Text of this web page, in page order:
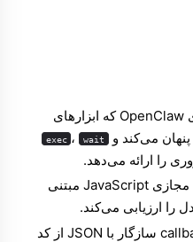
: حالت محیط اجرای OpenClaw که ابزارهای
پنهان می‌کند و
exec ، wait
را ارائه می‌دهد.
: ماشین مجازی JavaScript مبتنی
: سطح محدود callback سازگار با JSON از کد